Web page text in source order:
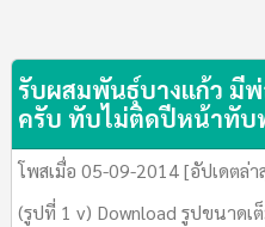
รับผสมพันธุ์บางแก้ว มี
ครับ ทับไม่ติดปีหน้าทับ
โพสเมื่อ 05-09-2014 [อัปเดตล่
(รูปที่ 1 v) Download รูปขนาดเ